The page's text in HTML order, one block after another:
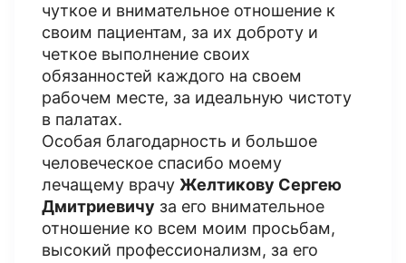
чуткое и внимательное отношение к
своим пациентам, за их доброту и
четкое выполнение своих
обязанностей каждого на своем
рабочем месте, за идеальную чистоту
в палатах.
Особая благодарность и большое
человеческое спасибо моему
лечащему врачу Желтикову Сергею
Дмитриевичу за его внимательное
отношение ко всем моим просьбам,
высокий профессионализм, за его